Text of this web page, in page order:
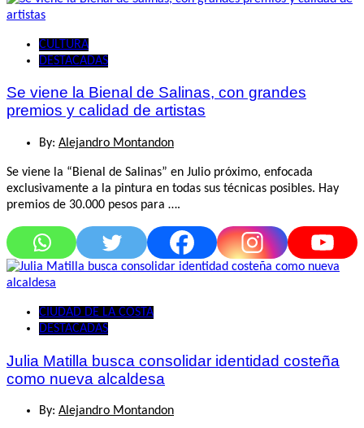
CULTURA
DESTACADAS
Se viene la Bienal de Salinas, con grandes
premios y calidad de artistas
By: Alejandro Montandon
Se viene la “Bienal de Salinas” en Julio próximo, enfocada
exclusivamente a la pintura en todas sus técnicas posibles. Hay
premios de 30.000 pesos para ….
CIUDAD DE LA COSTA
DESTACADAS
Julia Matilla busca consolidar identidad costeña
como nueva alcaldesa
By: Alejandro Montandon